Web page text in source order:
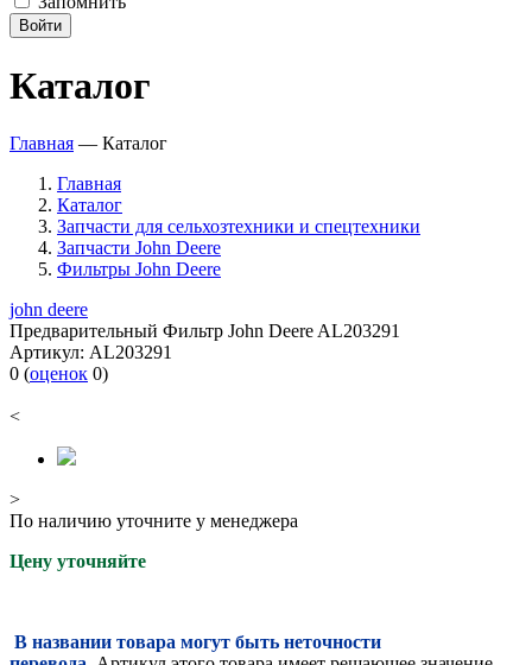
Войти
Каталог
Главная — Каталог
Главная
Каталог
Запчасти для сельхозтехники и спецтехники
Запчасти John Deere
Фильтры John Deere
john deere
Предварительный Фильтр John Deere AL203291
Артикул: AL203291
0 (оценок 0)
<
>
По наличию уточните у менеджера
Цену уточняйте
В названии товара могут быть неточности